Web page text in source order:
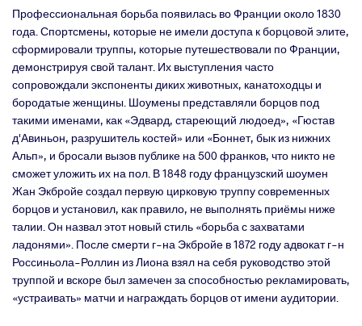
Профессиональная борьба появилась во Франции около 1830
года. Спортсмены, которые не имели доступа к борцовой элите,
сформировали труппы, которые путешествовали по Франции,
демонстрируя свой талант. Их выступления часто
сопровождали экспоненты диких животных, канатоходцы и
бородатые женщины. Шоумены представляли борцов под
такими именами, как «Эдвард, стареющий людоед», «Гюстав
д'Авиньон, разрушитель костей» или «Боннет, бык из нижних
Альп», и бросали вызов публике на 500 франков, что никто не
сможет уложить их на пол. В 1848 году французский шоумен
Жан Экбройе создал первую цирковую труппу современных
борцов и установил, как правило, не выполнять приёмы ниже
талии. Он назвал этот новый стиль «борьба с захватами
ладонями». После смерти г-на Экбройе в 1872 году адвокат г-н
Россиньола-Роллин из Лиона взял на себя руководство этой
труппой и вскоре был замечен за способностью рекламировать,
«устраивать» матчи и награждать борцов от имени аудитории.